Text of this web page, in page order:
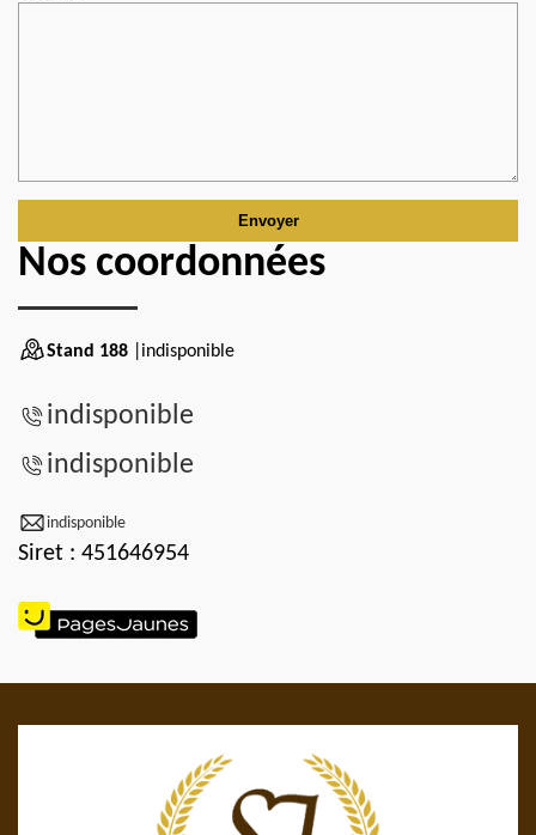
Nos coordonnées
Stand 188 |indisponible
indisponible
indisponible
indisponible
Siret : 451646954